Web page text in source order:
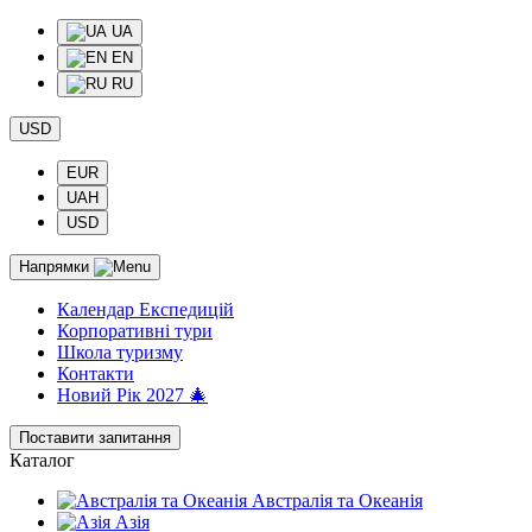
UA
EN
RU
USD
EUR
UAH
USD
Напрямки
Календар Експедицій
Корпоративні тури
Школа туризму
Контакти
Новий Рік 2027 🎄
Поставити запитання
Каталог
Австралія та Океанія
Азія